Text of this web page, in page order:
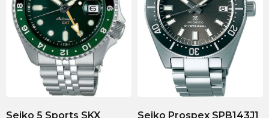
Seiko 5 Sports SKX
Seiko Prospex SPB143J1